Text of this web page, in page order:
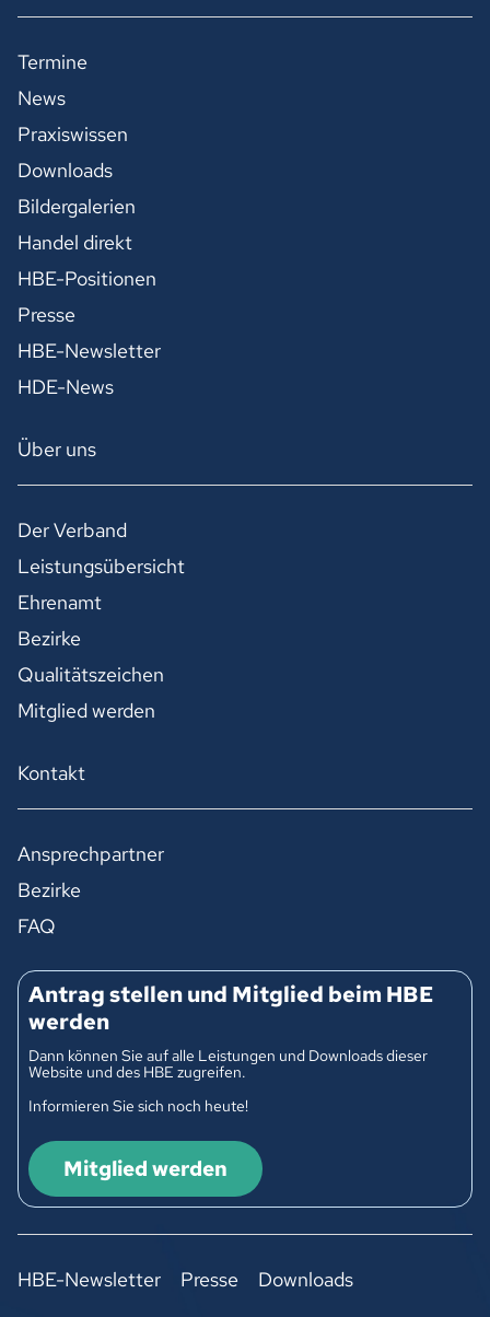
Termine
News
Praxiswissen
Downloads
Bildergalerien
Handel direkt
HBE-Positionen
Presse
HBE-Newsletter
HDE-News
Über uns
Der Verband
Leistungsübersicht
Ehrenamt
Bezirke
Qualitätszeichen
Mitglied werden
Kontakt
Ansprechpartner
Bezirke
FAQ
Antrag stellen und Mitglied beim HBE
werden
Dann können Sie auf alle Leistungen und Downloads dieser
Website und des HBE zugreifen.
Informieren Sie sich noch heute!
Mitglied werden
HBE-Newsletter Presse Downloads